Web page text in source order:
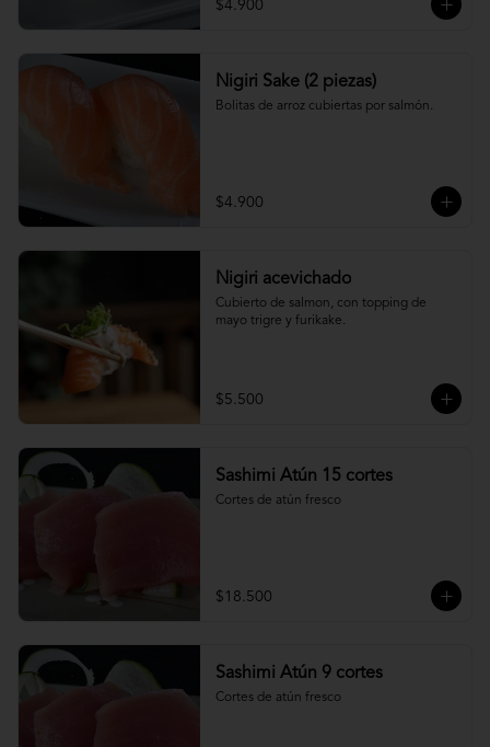
$4.900
Nigiri Sake (2 piezas)
Bolitas de arroz cubiertas por salmón.
$4.900
Nigiri acevichado
Cubierto de salmon, con topping de
mayo trigre y furikake.
$5.500
Sashimi Atún 15 cortes
Cortes de atún fresco
$18.500
Sashimi Atún 9 cortes
Cortes de atún fresco